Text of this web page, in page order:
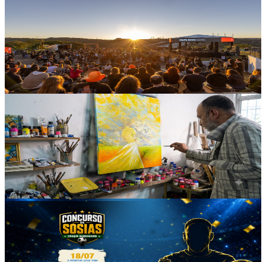
Itaipu Rock Festival reúne mais de 5 mil
pessoas na primeira edição realizada no
Mirante do Vertedouro
15 de julho de 2026
Cultura
Exposição de Orlando Rodrigues leva a
Cascavel obras que revelam o sagrado
presente no cotidiano
14 de julho de 2026
Cultura
Mercado Público Barrageiro promove
concurso de sósias de jogadores das